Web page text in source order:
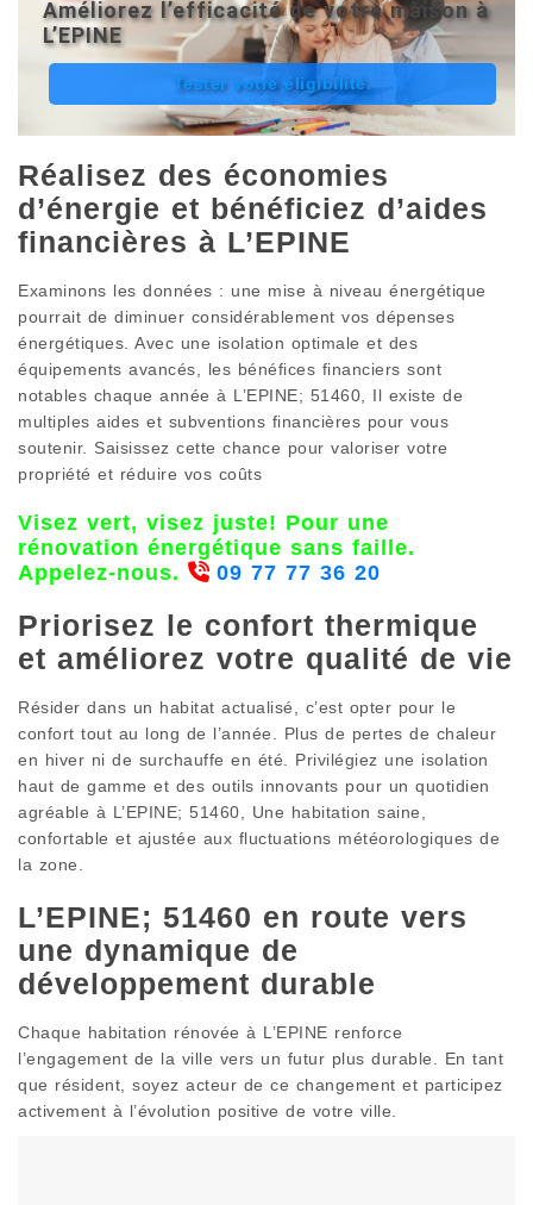
Améliorez l’efficacité de votre maison à
L’EPINE
Tester votre éligibilité.
Réalisez des économies
d’énergie et bénéficiez d’aides
financières à L’EPINE
Examinons les données : une mise à niveau énergétique
pourrait de diminuer considérablement vos dépenses
énergétiques. Avec une isolation optimale et des
équipements avancés, les bénéfices financiers sont
notables chaque année à L’EPINE; 51460, Il existe de
multiples aides et subventions financières pour vous
soutenir. Saisissez cette chance pour valoriser votre
propriété et réduire vos coûts
Visez vert, visez juste! Pour une
rénovation énergétique sans faille.
Appelez-nous.
09 77 77 36 20
Priorisez le confort thermique
et améliorez votre qualité de vie
Résider dans un habitat actualisé, c’est opter pour le
confort tout au long de l’année. Plus de pertes de chaleur
en hiver ni de surchauffe en été. Privilégiez une isolation
haut de gamme et des outils innovants pour un quotidien
agréable à L’EPINE; 51460, Une habitation saine,
confortable et ajustée aux fluctuations météorologiques de
la zone.
L’EPINE; 51460 en route vers
une dynamique de
développement durable
Chaque habitation rénovée à L’EPINE renforce
l’engagement de la ville vers un futur plus durable. En tant
que résident, soyez acteur de ce changement et participez
activement à l’évolution positive de votre ville.